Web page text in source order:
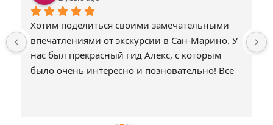
Хотим поделиться своими замечательными
впечатлениями от экскурсии в Сан-Марино. У
нас был прекрасный гид Алекс, с которым
было очень интересно и позновательно! Все